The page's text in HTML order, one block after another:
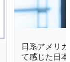
日系アメリ
て感じた日